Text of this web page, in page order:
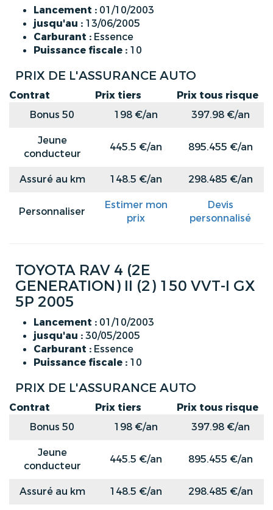
Lancement : 01/10/2003
jusqu'au : 13/06/2005
Carburant : Essence
Puissance fiscale : 10
PRIX DE L'ASSURANCE AUTO
Contrat Prix tiers
Prix tous risque
Bonus 50
198 €/an
397.98 €/an
Jeune
conducteur
445.5 €/an 895.455 €/an
Assuré au km 148.5 €/an 298.485 €/an
Personnaliser
Estimer mon
prix
Devis
personnalisé
TOYOTA RAV 4 (2E
GENERATION) II (2) 150 VVT-I GX
5P 2005
Lancement : 01/10/2003
jusqu'au :30/05/2005
Carburant : Essence
Puissance fiscale : 10
PRIX DE L'ASSURANCE AUTO
Contrat Prix tiers
Prix tous risque
Bonus 50
198 €/an
397.98 €/an
Jeune
conducteur
445.5 €/an 895.455 €/an
Assuré au km 148.5 €/an 298.485 €/an